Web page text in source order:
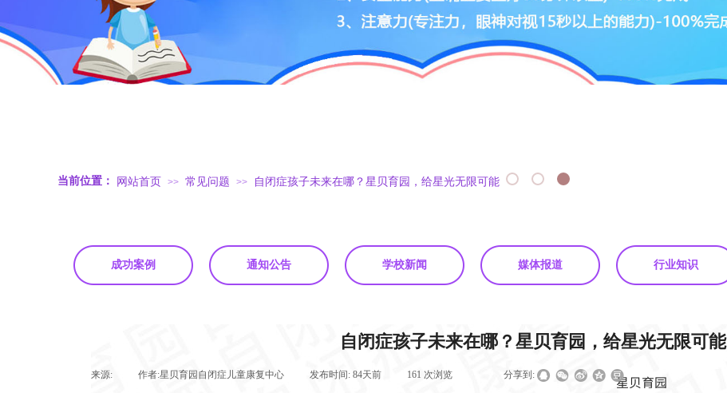
网站首页 >> 常见问题 >> 自闭症孩子未来在哪？星贝育园，给星光无限可能
当前位置：
成功案例 通知公告 学校新闻 媒体报道 行业知识
自闭症孩子未来在哪？星贝育园，给星光无限可能
来源: 作者:星贝育园自闭症儿童康复中心 发布时间: 84天前 161 次浏览 分享到: